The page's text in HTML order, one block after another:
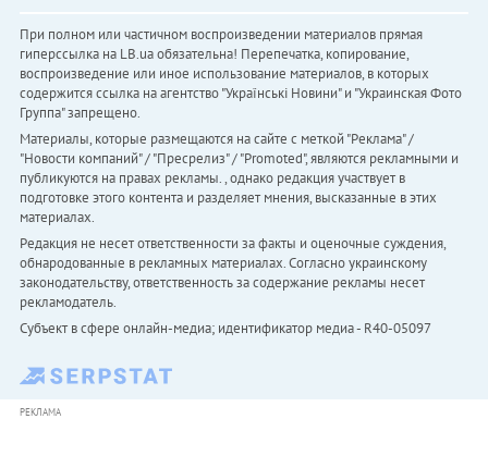
При полном или частичном воспроизведении материалов прямая
гиперссылка на LB.ua обязательна! Перепечатка, копирование,
воспроизведение или иное использование материалов, в которых
содержится ссылка на агентство "Українськi Новини" и "Украинская Фото
Группа" запрещено.
Материалы, которые размещаются на сайте с меткой "Реклама" /
"Новости компаний" / "Пресрелиз" / "Promoted", являются рекламными и
публикуются на правах рекламы. , однако редакция участвует в
подготовке этого контента и разделяет мнения, высказанные в этих
материалах.
Редакция не несет ответственности за факты и оценочные суждения,
обнародованные в рекламных материалах. Согласно украинскому
законодательству, ответственность за содержание рекламы несет
рекламодатель.
Субъект в сфере онлайн-медиа; идентификатор медиа - R40-05097
РЕКЛАМА